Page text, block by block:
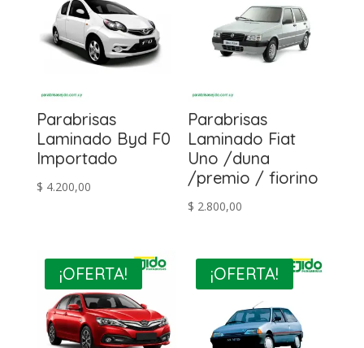
Parabrisas
Laminado Byd F0
Importado
$ 4.200,00
Parabrisas
Laminado Fiat
Uno /duna
/premio / fiorino
$ 2.800,00
¡OFERTA! ¡OFERTA!